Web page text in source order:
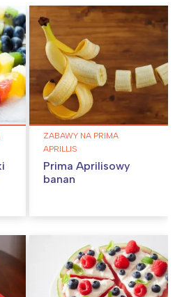
ZABAWY NA PRIMA
APRILLIS
Prima Aprilisowy
banan